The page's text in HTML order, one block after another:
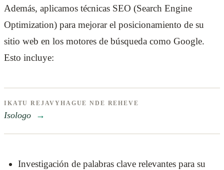
Además, aplicamos técnicas SEO (Search Engine
Optimization) para mejorar el posicionamiento de su
sitio web en los motores de búsqueda como Google.
Esto incluye:
IKATU REJAVYHAGUE NDE REHEVE
Isologo →
Investigación de palabras clave relevantes para su